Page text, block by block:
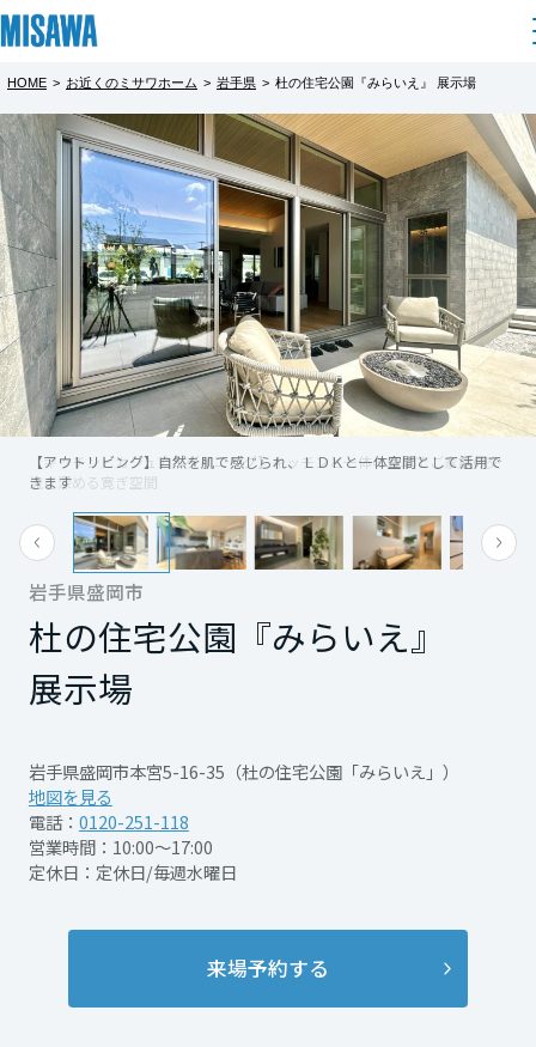
住まい
建てる [注文住宅]
商品ラインアップ
デザイン
テクノロジー（住まいの性能）
建築事例・建築実例
デザイナーズギャラリー
インテリア
住まいづくりガイド
買う
中古住宅検索
スムストック検索
土地活用
個人のお客さま
賃貸住宅
賃貸併用住宅
店舗・各種施設
土地活用モデルルーム見学
土地活用実例
法人のお客さま
企業不動産活用（CRE）戦略
社宅建築
医療・介護・子育て・障がい福祉施設
土地活用の基礎から長期安定経営を目指すオーナー様まで、賃貸経
役立つ多彩な情報を幅広くお届けします。
リフォーム
戸建て・マンション
ミサワリフォームとは
リフォームの流れ
リフォームメニュー
リフォーム事例
事業用
ホテル・旅館リフォーム
リフォーム営業所
これからリフォームをご検討の方
まちづくり
複合開発・投資開発
複合開発事業（ASMACI-アスマチ-）
再開発・官民連携事業
分譲マンション開発事業
収益不動産・投資開発事業
建築再生事業
事業用売買
事業用地・事業用建物
オーナーサポート
サポートメニュー
住まいるりんぐ（ロングサポート）
保証制度
アフターメンテナンス
ご相談窓口
お客様センター
業・IR情報
企業・IR
ニュース
MISAWAについて
ミサワホームグループ
IR情報
SDGs
環境活動
採用情報
展示場・イベント情報
カタログ請求
住まいのご相談
HOME > お近くのミサワホーム > 岩手県 > 杜の住宅公園『みらいえ』 展示場
岩手県盛岡市
杜の住宅公園『みらいえ』
展示場
岩手県盛岡市本宮5-16-35（杜の住宅公園「みらいえ」）
地図を見る
電話： 0120-251-118
営業時間：10:00～17:00
定休日：定休日/毎週水曜日
来場予約する
【アウトリビング】自然を肌で感じられ、ＬＤＫと一体空間として活用で
きます
【キッチン／カジュアルダイニング】キッチンと一体の食卓でご家族の交
流を深める寛ぎ空間
都道府県を選択
北海道
北海道
東北
青森県
岩手県
宮城県
秋田県
山形県
福島県
▼あなたの夢をプロと一緒にカタチに～デ
ザイナー設計相談会～
完全予約制
あなたの夢をプロと一緒にカタチに
～デザイナー設計相談会～
住まいに関する知識と見識を習得したデザイナー
集団、ミサワデザイナーズ。
客様のご要望に
期待を上回る完成度でお応えします。
ぜひこの機会に、あなただけのスタイルをつくり
ませんか。
ス、ご自宅等ご都合に合わせてご指定ください。
火曜日・水曜日、第一日曜日を除く営業日となり
ますが、デザイナーのスケジュールによっては
い。
その他、ご不明な点はお気軽にお問合せくださ
い。
もっと見る
開催日時 2026/8/1㊏～8/30㊐
開催場所
杜の住宅公園『みらいえ』 展